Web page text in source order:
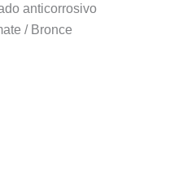
anticorrosivo
/ Bronce